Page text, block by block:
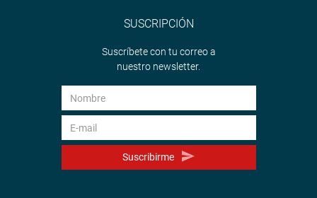
SUSCRIPCIÓN
Suscríbete con tu correo a
nuestro newsletter.
Suscribirme